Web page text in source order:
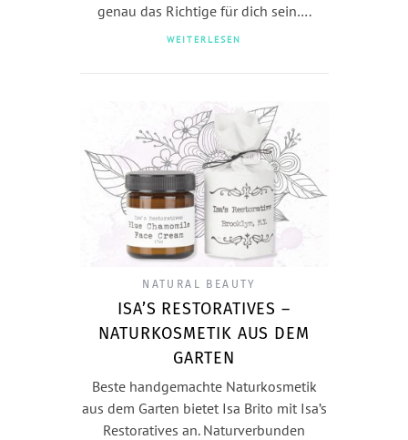
genau das Richtige für dich sein….
WEITERLESEN
NATURAL BEAUTY
ISA’S RESTORATIVES –
NATURKOSMETIK AUS DEM
GARTEN
Beste handgemachte Naturkosmetik
aus dem Garten bietet Isa Brito mit Isa’s
Restoratives an. Naturverbunden